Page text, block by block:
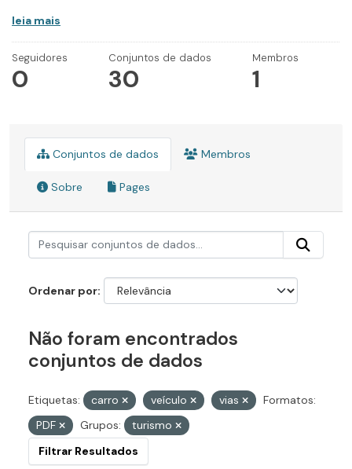
leia mais
Seguidores
0
Conjuntos de dados
30
Membros
1
Conjuntos de dados Membros
Sobre Pages
Ordenar por
Não foram encontrados
conjuntos de dados
Etiquetas: carro veículo vias
Formatos:
PDF
Grupos:
turismo
Filtrar Resultados